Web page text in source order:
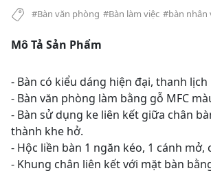
#Bàn văn phòng #Bàn làm việc #bàn nhân
Mô Tả Sản Phẩm
- Bàn có kiểu dáng hiện đại, thanh lịch
- Bàn văn phòng làm bằng gỗ MFC
- Bàn sử dụng ke liên kết giữa chân
thành khe hở.
- Hộc liền bàn 1 ngăn kéo, 1 cánh mở,
- Khung chân liên kết với mặt bàn